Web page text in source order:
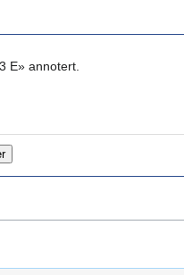
E» annotert.